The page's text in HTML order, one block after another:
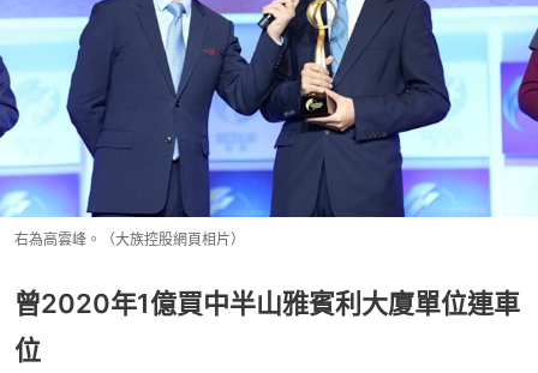
右為高雲峰。（大族控股網頁相片）
曾2020年1億買中半山雅賓利大廈單位連車
位